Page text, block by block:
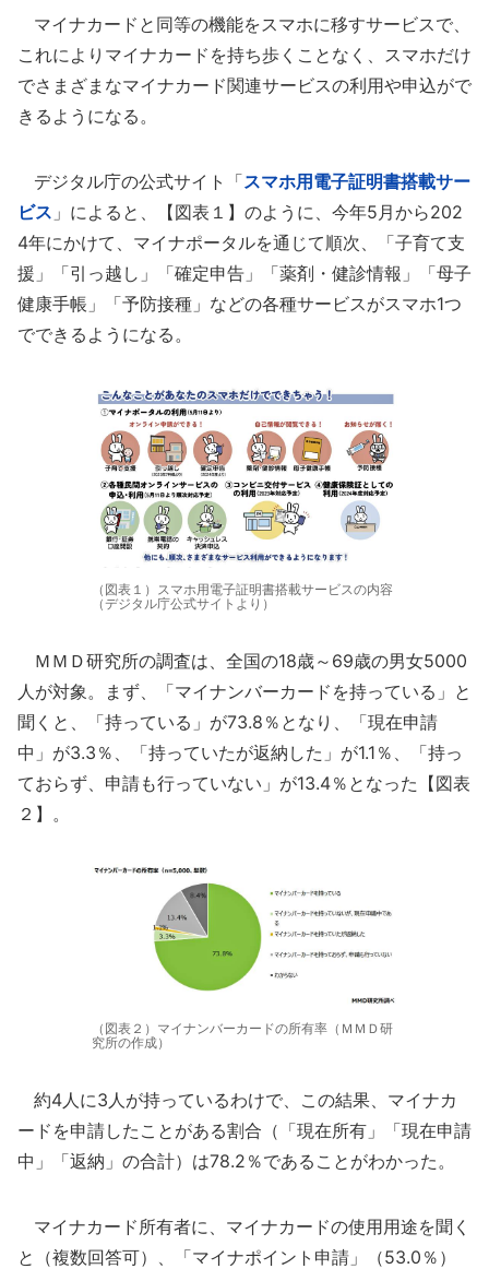
マイナカードと同等の機能をスマホに移すサービスで、
これによりマイナカードを持ち歩くことなく、スマホだけ
でさまざまなマイナカード関連サービスの利用や申込がで
きるようになる。
デジタル庁の公式サイト「スマホ用電子証明書搭載サー
ビス 」によると、【図表１】のように、今年5月から202
4年にかけて、マイナポータルを通じて順次、「子育て支
援」「引っ越し」「確定申告」「薬剤・健診情報」「母子
健康手帳」「予防接種」などの各種サービスがスマホ1つ
でできるようになる。
（図表１）スマホ用電子証明書搭載サービスの内容
（デジタル庁公式サイトより）
ＭＭＤ研究所の調査は、全国の18歳～69歳の男女5000
人が対象。まず、「マイナンバーカードを持っている」と
聞くと、「持っている」が73.8％となり、「現在申請
中」が3.3％、「持っていたが返納した」が1.1％、「持っ
ておらず、申請も行っていない」が13.4％となった【図表
２】。
（図表２）マイナンバーカードの所有率（ＭＭＤ研
究所の作成）
約4人に3人が持っているわけで、この結果、マイナカ
ードを申請したことがある割合（「現在所有」「現在申請
中」「返納」の合計）は78.2％であることがわかった。
マイナカード所有者に、マイナカードの使用用途を聞く
と（複数回答可）、「マイナポイント申請」（53.0％）